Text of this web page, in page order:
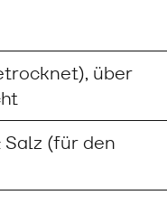
über
(für den